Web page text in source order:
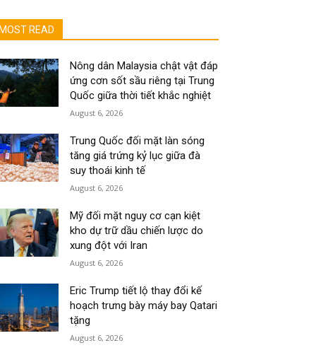
MOST READ
Nông dân Malaysia chật vật đáp
ứng cơn sốt sầu riêng tại Trung
Quốc giữa thời tiết khắc nghiệt
August 6, 2026
Trung Quốc đối mặt làn sóng
tăng giá trứng kỷ lục giữa đà
suy thoái kinh tế
August 6, 2026
Mỹ đối mặt nguy cơ cạn kiệt
kho dự trữ dầu chiến lược do
xung đột với Iran
August 6, 2026
Eric Trump tiết lộ thay đổi kế
hoạch trưng bày máy bay Qatari
tặng
August 6, 2026